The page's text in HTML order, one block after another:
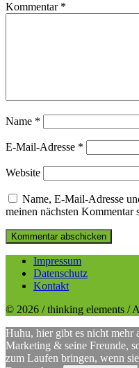
Kommentar *
Name *
E-Mail-Adresse *
Website
Name, E-Mail-Adresse
meinen nächsten Kommentar
Impressum
Datenschutz
Kontakt
© 2026 / thinking elements /
Huhu, hier gibt es nicht mehr
Marketing & seine Freunde,
zum Laufen bringen, wenn